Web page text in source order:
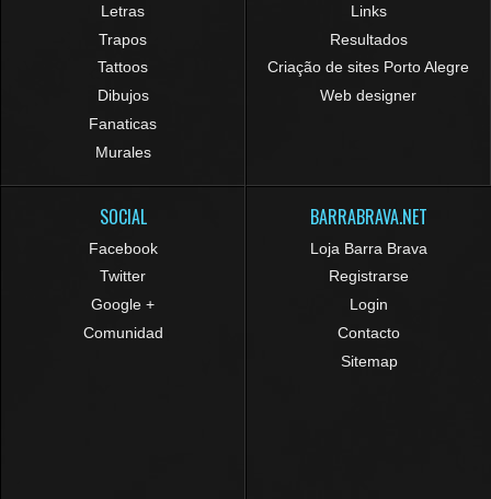
Letras
Trapos
Tattoos
Dibujos
Fanaticas
Murales
Links
Resultados
Criação de sites Porto Alegre
Web designer
SOCIAL
Facebook
Twitter
Google +
Comunidad
BARRABRAVA.NET
Loja Barra Brava
Registrarse
Login
Contacto
Sitemap